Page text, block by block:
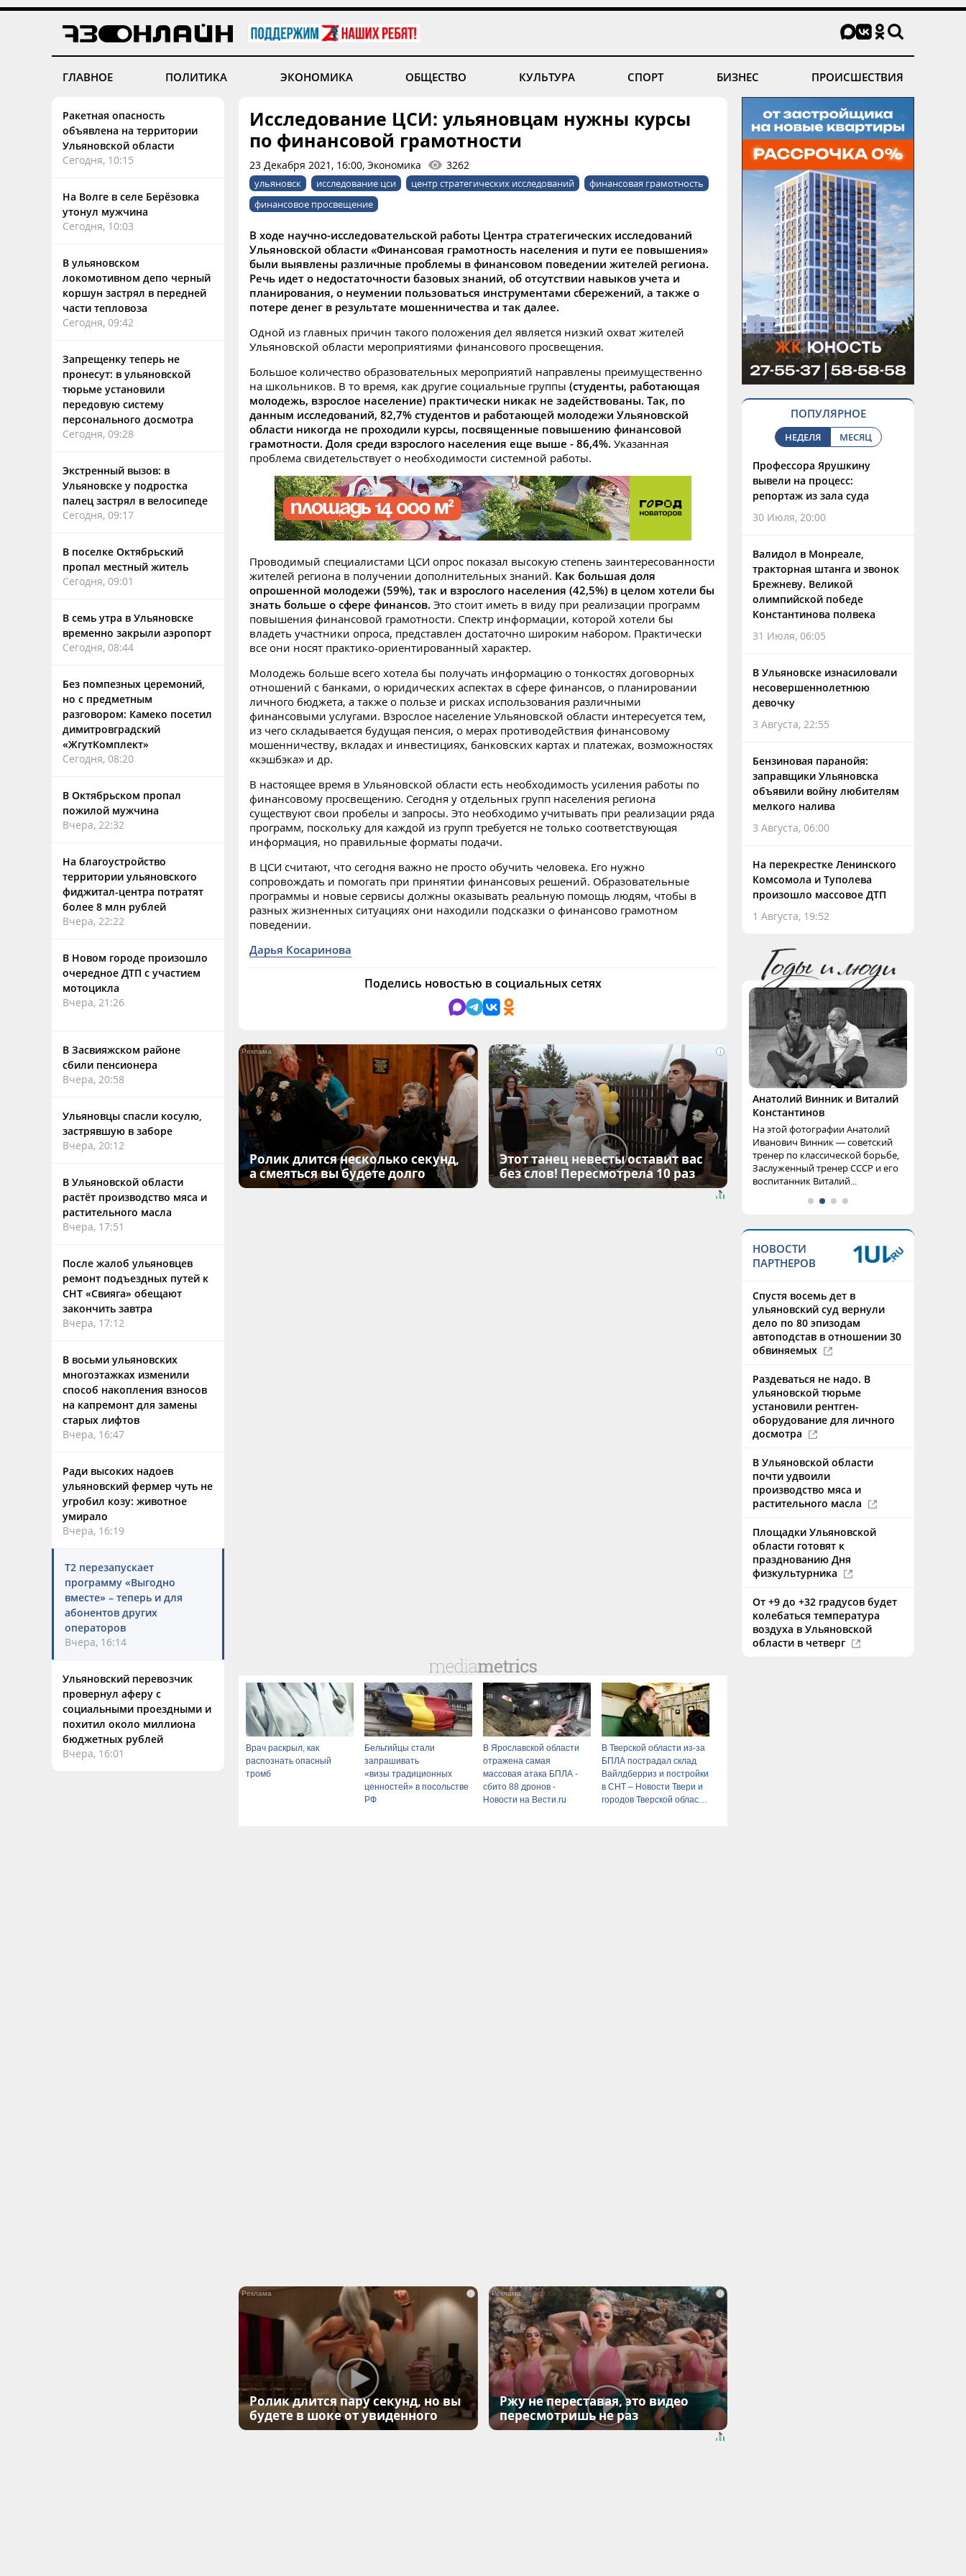
ГЛАВНОЕ ПОЛИТИКА ЭКОНОМИКА ОБЩЕСТВО КУЛЬТУРА СПОРТ БИЗНЕС ПРОИСШЕСТВИЯ
Ракетная опасность
объявлена на территории
Ульяновской области
Сегодня, 10:15
На Волге в селе Берёзовка
утонул мужчина
Сегодня, 10:03
В ульяновском
локомотивном депо черный
коршун застрял в передней
части тепловоза
Сегодня, 09:42
Запрещенку теперь не
пронесут: в ульяновской
тюрьме установили
передовую систему
персонального досмотра
Сегодня, 09:28
Экстренный вызов: в
Ульяновске у подростка
палец застрял в велосипеде
Сегодня, 09:17
В поселке Октябрьский
пропал местный житель
Сегодня, 09:01
В семь утра в Ульяновске
временно закрыли аэропорт
Сегодня, 08:44
Без помпезных церемоний,
но с предметным
разговором: Камеко посетил
димитровградский
«ЖгутКомплект»
Сегодня, 08:20
В Октябрьском пропал
пожилой мужчина
Вчера, 22:32
На благоустройство
территории ульяновского
фиджитал-центра потратят
более 8 млн рублей
Вчера, 22:22
В Новом городе произошло
очередное ДТП с участием
мотоцикла
Вчера, 21:26
В Засвияжском районе
сбили пенсионера
Вчера, 20:58
Ульяновцы спасли косулю,
застрявшую в заборе
Вчера, 20:12
В Ульяновской области
растёт производство мяса и
растительного масла
Вчера, 17:51
После жалоб ульяновцев
ремонт подъездных путей к
СНТ «Свияга» обещают
закончить завтра
Вчера, 17:12
В восьми ульяновских
многоэтажках изменили
способ накопления взносов
на капремонт для замены
старых лифтов
Вчера, 16:47
Ради высоких надоев
ульяновский фермер чуть не
угробил козу: животное
умирало
Вчера, 16:19
Т2 перезапускает
программу «Выгодно
вместе» – теперь и для
абонентов других
операторов
Вчера, 16:14
Ульяновский перевозчик
провернул аферу с
социальными проездными и
похитил около миллиона
бюджетных рублей
Вчера, 16:01
Исследование ЦСИ: ульяновцам нужны курсы
по финансовой грамотности
23 Декабря 2021, 16:00, Экономика 3262
ульяновск исследование цси центр стратегических исследований
финансовая грамотность
финансовое просвещение
В ходе научно-исследовательской работы Центра стратегических исследований
Ульяновской области «Финансовая грамотность населения и пути ее повышения»
были выявлены различные проблемы в финансовом поведении жителей региона.
Речь идет о недостаточности базовых знаний, об отсутствии навыков учета и
планирования, о неумении пользоваться инструментами сбережений, а также о
потере денег в результате мошенничества и так далее.
Одной из главных причин такого положения дел является низкий охват жителей
Ульяновской области мероприятиями финансового просвещения.
Большое количество образовательных мероприятий направлены преимущественно
на школьников. В то время, как другие социальные группы (студенты, работающая
молодежь, взрослое население) практически никак не задействованы. Так, по
данным исследований, 82,7% студентов и работающей молодежи Ульяновской
области никогда не проходили курсы, посвященные повышению финансовой
грамотности. Доля среди взрослого населения еще выше - 86,4%. Указанная
проблема свидетельствует о необходимости системной работы.
Проводимый специалистами ЦСИ опрос показал высокую степень заинтересованности
жителей региона в получении дополнительных знаний. Как большая доля
опрошенной молодежи (59%), так и взрослого населения (42,5%) в целом хотели бы
знать больше о сфере финансов. Это стоит иметь в виду при реализации программ
повышения финансовой грамотности. Спектр информации, которой хотели бы
владеть участники опроса, представлен достаточно широким набором. Практически
все они носят практико-ориентированный характер.
Молодежь больше всего хотела бы получать информацию о тонкостях договорных
отношений с банками, о юридических аспектах в сфере финансов, о планировании
личного бюджета, а также о пользе и рисках использования различными
финансовыми услугами. Взрослое население Ульяновской области интересуется тем,
из чего складывается будущая пенсия, о мерах противодействия финансовому
мошенничеству, вкладах и инвестициях, банковских картах и платежах, возможностях
«кэшбэка» и др.
В настоящее время в Ульяновской области есть необходимость усиления работы по
финансовому просвещению. Сегодня у отдельных групп населения региона
существуют свои пробелы и запросы. Это необходимо учитывать при реализации ряда
программ, поскольку для каждой из групп требуется не только соответствующая
информация, но правильные форматы подачи.
В ЦСИ считают, что сегодня важно не просто обучить человека. Его нужно
сопровождать и помогать при принятии финансовых решений. Образовательные
программы и новые сервисы должны оказывать реальную помощь людям, чтобы в
разных жизненных ситуациях они находили подсказки о финансово грамотном
поведении.
Дарья Косаринова
Поделись новостью в социальных сетях
i
Ролик длится несколько секунд,
а смеяться вы будете долго
i
Этот танец невесты оставит вас
без слов! Пересмотрела 10 раз
Врач раскрыл, как
распознать опасный
тромб
Бельгийцы стали
запрашивать
«визы традиционных
ценностей» в посольстве
РФ
В Ярославской области
отражена самая
массовая атака БПЛА -
сбито 88 дронов -
Новости на Вести.ru
В Тверской области из-за
БПЛА пострадал склад
Вайлдберриз и постройки
в СНТ – Новости Твери и
городов Тверской области
i
Ролик длится пару секунд, но вы
будете в шоке от увиденного
i
Ржу не переставая, это видео
пересмотришь не раз
ПОПУЛЯРНОЕ
НЕДЕЛЯ МЕСЯЦ
Профессора Ярушкину
вывели на процесс:
репортаж из зала суда
30 Июля, 20:00
Валидол в Монреале,
тракторная штанга и звонок
Брежневу. Великой
олимпийской победе
Константинова полвека
31 Июля, 06:05
В Ульяновске изнасиловали
несовершеннолетнюю
девочку
3 Августа, 22:55
Бензиновая паранойя:
заправщики Ульяновска
объявили войну любителям
мелкого налива
3 Августа, 06:00
На перекрестке Ленинского
Комсомола и Туполева
произошло массовое ДТП
1 Августа, 19:52
Анатолий Винник и Виталий
Константинов
На этой фотографии Анатолий
Иванович Винник — советский
тренер по классической борьбе,
Заслуженный тренер СССР и его
воспитанник Виталий...
НОВОСТИ
ПАРТНЕРОВ
Спустя восемь дет в
ульяновский суд вернули
дело по 80 эпизодам
автоподстав в отношении 30
обвиняемых
Раздеваться не надо. В
ульяновской тюрьме
установили рентген-
оборудование для личного
досмотра
В Ульяновской области
почти удвоили
производство мяса и
растительного масла
Площадки Ульяновской
области готовят к
празднованию Дня
физкультурника
От +9 до +32 градусов будет
колебаться температура
воздуха в Ульяновской
области в четверг